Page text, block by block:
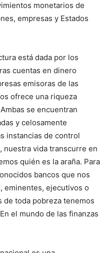
monetarios de
empresas y Estados
está dada por los
cuentas en dinero
emisoras de las
ofrece una riqueza
se encuentran
y celosamente
instancias de control
nuestra vida transcurre en
quién es la araña. Para
bancos que nos
eminentes, ejecutivos o
toda pobreza tenemos
el mundo de las finanzas